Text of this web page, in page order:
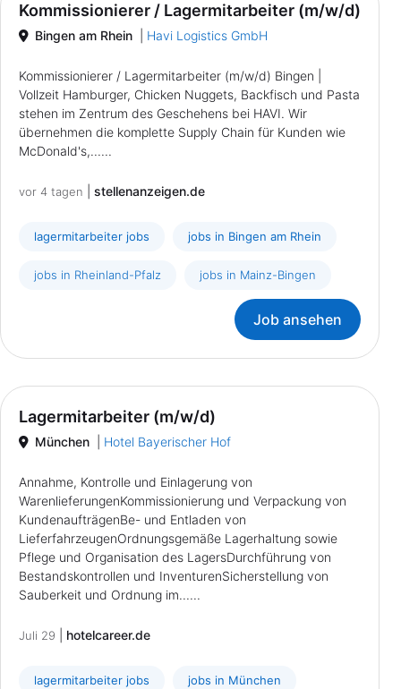
Kommissionierer / Lagermitarbeiter (m/w/d)
Bingen am Rhein Havi Logistics GmbH
Kommissionierer / Lagermitarbeiter (m/w/d) Bingen |
Vollzeit Hamburger, Chicken Nuggets, Backfisch und Pasta
stehen im Zentrum des Geschehens bei HAVI. Wir
übernehmen die komplette Supply Chain für Kunden wie
McDonald's,......
vor 4 tagen stellenanzeigen.de
lagermitarbeiter jobs jobs in Bingen am Rhein
jobs in Rheinland-Pfalz jobs in Mainz-Bingen
Job ansehen
Lagermitarbeiter (m/w/d)
München Hotel Bayerischer Hof
Annahme, Kontrolle und Einlagerung von
WarenlieferungenKommissionierung und Verpackung von
KundenaufträgenBe- und Entladen von
LieferfahrzeugenOrdnungsgemäße Lagerhaltung sowie
Pflege und Organisation des LagersDurchführung von
Bestandskontrollen und InventurenSicherstellung von
Sauberkeit und Ordnung im......
Juli 29 hotelcareer.de
lagermitarbeiter jobs jobs in München